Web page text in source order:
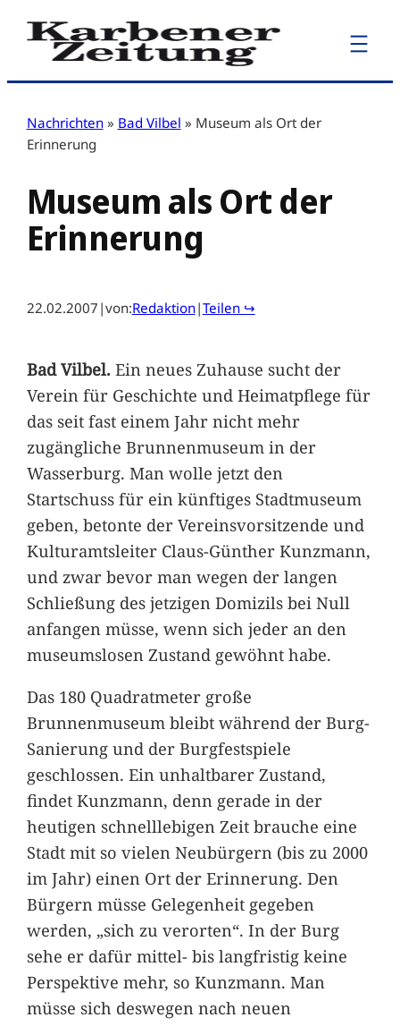
Zum
Inhalt
Nachrichten » Bad Vilbel » Museum als Ort der
Erinnerung
Museum als Ort der
Erinnerung
22.02.2007 |von:Redaktion|Teilen ↪
Bad Vilbel.Ein neues Zuhause sucht der
Verein für Geschichte und Heimatpflege für
das seit fast einem Jahr nicht mehr
zugängliche Brunnenmuseum in der
Wasserburg. Man wolle jetzt den
Startschuss für ein künftiges Stadtmuseum
geben, betonte der Vereinsvorsitzende und
Kulturamtsleiter Claus-Günther Kunzmann,
und zwar bevor man wegen der langen
Schließung des jetzigen Domizils bei Null
anfangen müsse, wenn sich jeder an den
museumslosen Zustand gewöhnt habe.
Das 180 Quadratmeter große
Brunnenmuseum bleibt während der Burg-
Sanierung und der Burgfestspiele
geschlossen. Ein unhaltbarer Zustand,
findet Kunzmann, denn gerade in der
heutigen schnelllebigen Zeit brauche eine
Stadt mit so vielen Neubürgern (bis zu 2000
im Jahr) einen Ort der Erinnerung. Den
Bürgern müsse Gelegenheit gegeben
werden, „sich zu verorten“. In der Burg
sehe er dafür mittel- bis langfristig keine
Perspektive mehr, so Kunzmann. Man
müsse sich deswegen nach neuen